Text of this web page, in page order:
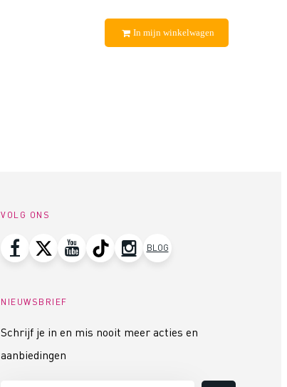
In mijn winkelwagen
VOLG ONS
BLOG
NIEUWSBRIEF
Schrijf je in en mis nooit meer acties en
aanbiedingen